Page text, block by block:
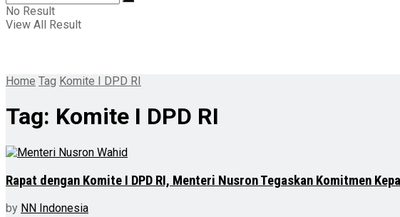
No Result
View All Result
Home Tag Komite I DPD RI
Tag: Komite I DPD RI
Rapat dengan Komite I DPD RI, Menteri Nusron Tegaskan Komitmen
by NN Indonesia